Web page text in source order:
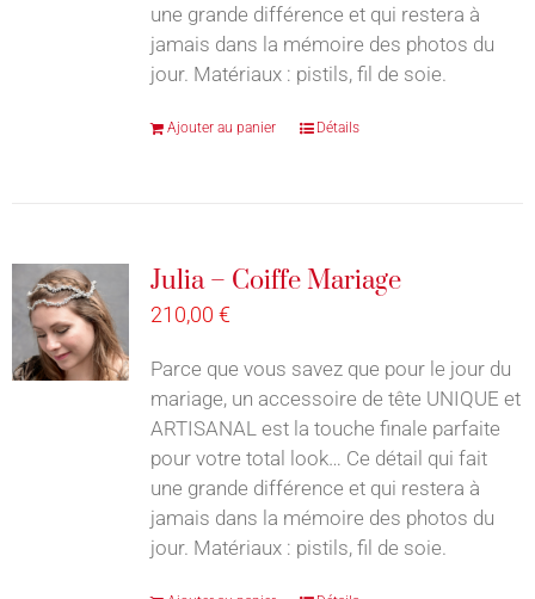
une grande différence et qui restera à
jamais dans la mémoire des photos du
jour. Matériaux : pistils, fil de soie.
Ajouter au panier Détails
Julia – Coiffe Mariage
210,00 €
Parce que vous savez que pour le jour du
mariage, un accessoire de tête UNIQUE et
ARTISANAL est la touche finale parfaite
pour votre total look… Ce détail qui fait
une grande différence et qui restera à
jamais dans la mémoire des photos du
jour. Matériaux : pistils, fil de soie.